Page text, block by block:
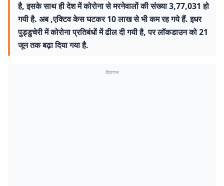
है, इसके साथ ही देश में कोरोना से मरनेवालों की संख्या 3,77,031 हो
गयी है. अब ,एक्टिव केस घटकर 10 लाख से भी कम रह गये हैं. इधर
पुड्डुचेरी में कोरोना प्रतिबंधों में ढील दी गयी है, पर लॉकडाउन को 21
जून तक बढ़ा दिया गया है.
विज्ञापन